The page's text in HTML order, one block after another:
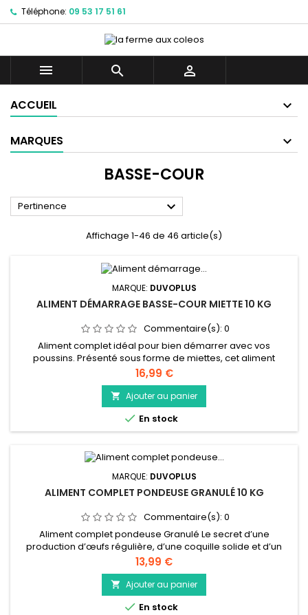
Téléphone: 09 53 17 51 61
  
ACCUEIL
MARQUES
BASSE-COUR
Pertinence 
Affichage 1-46 de 46 article(s)
MARQUE: DUVOPLUS
ALIMENT DÉMARRAGE BASSE-COUR MIETTE 10 KG
Commentaire(s): 0
Aliment complet idéal pour bien démarrer avec vos
poussins. Présenté sous forme de miettes, cet aliment
gourmand est très appétant et anti-gaspillage. Il favorise le
développement de vos poussins dès le premier jour de vie
et jusqu’à 5 semaines d’âge pour permettre une bonne
croissance des jeunes volailles grâce à une alimentation
adaptée sans OGM (&lt;...
Prix
16,99 €
 Ajouter au panier
 En stock
MARQUE: DUVOPLUS
ALIMENT COMPLET PONDEUSE GRANULÉ 10 KG
Commentaire(s): 0
Aliment complet pondeuse Granulé Le secret d’une
production d’œufs régulière, d’une coquille solide et d’un
beau plumage, c’est de bien nourrir ses poules. Cet aliment
complet destiné aux pondeuses contient tous les nutriments
nécessaires à vos bêtes à plumes. Il est garanti sans OGM
(&lt; 0,9%) et également disponible en bio.
Prix
13,99 €
 Ajouter au panier
 En stock